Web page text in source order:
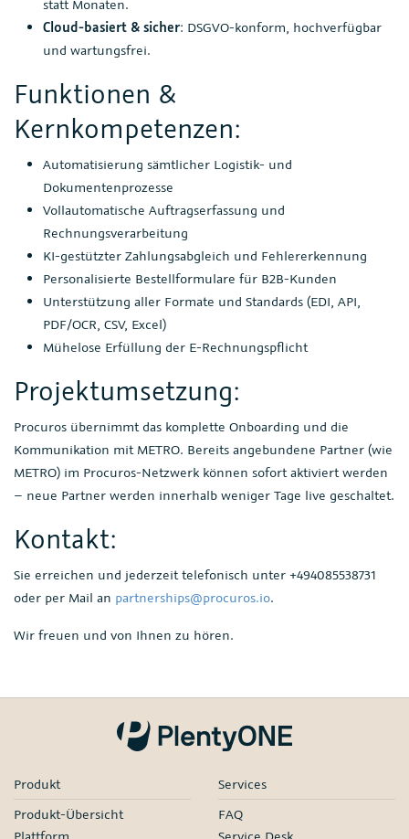
statt Monaten.
Cloud-basiert & sicher: DSGVO-konform, hochverfügbar
und wartungsfrei.
Funktionen &
Kernkompetenzen:
Automatisierung sämtlicher Logistik- und
Dokumentenprozesse
Vollautomatische Auftragserfassung und
Rechnungsverarbeitung
KI-gestützter Zahlungsabgleich und Fehlererkennung
Personalisierte Bestellformulare für B2B-Kunden
Unterstützung aller Formate und Standards (EDI, API,
PDF/OCR, CSV, Excel)
Mühelose Erfüllung der E-Rechnungspflicht
Projektumsetzung:
Procuros übernimmt das komplette Onboarding und die
Kommunikation mit METRO. Bereits angebundene Partner (wie
METRO) im Procuros-Netzwerk können sofort aktiviert werden
– neue Partner werden innerhalb weniger Tage live geschaltet.
Kontakt:
Sie erreichen und jederzeit telefonisch unter +494085538731
oder per Mail an partnerships@procuros.io.
Wir freuen und von Ihnen zu hören.
Produkt
Produkt-Übersicht
Services
FAQ